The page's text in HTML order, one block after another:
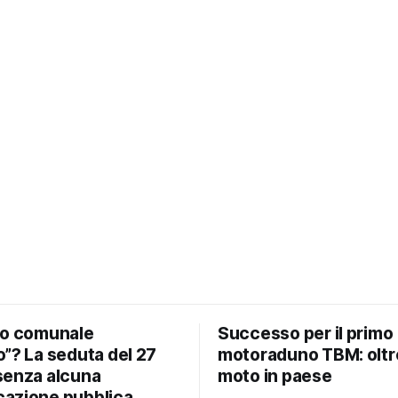
comunale
La seduta del 27
alcuna
Successo per il primo
motoraduno TBM:
moto in paese